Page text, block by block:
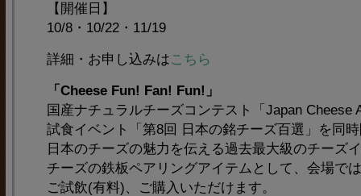
【開催日】
10/8・10/22・11/19
詳細・お申し込みはこちら
「Cheese Fun! Fan! Fun!」
国産ナチュラルチーズコンテスト「Japan Cheese
試食イベント「第8回 日本の銘チーズ百選」を同
日本のチーズの魅力を伝える過去最大級のチーズ
チーズの鉄板ペアリングアイテムとして、会場で
ご試飲(有料)、ご購入いただけます。